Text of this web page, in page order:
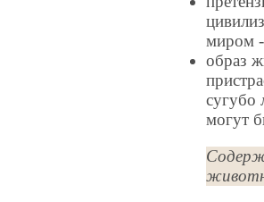
миром -
образ
сугубо
могут